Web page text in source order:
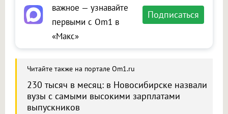
важное — узнавайте
первыми с Om1 в
«Макс»
Подписаться
Читайте также на портале Om1.ru
230 тысяч в месяц: в Новосибирске назвали
вузы с самыми высокими зарплатами
выпускников